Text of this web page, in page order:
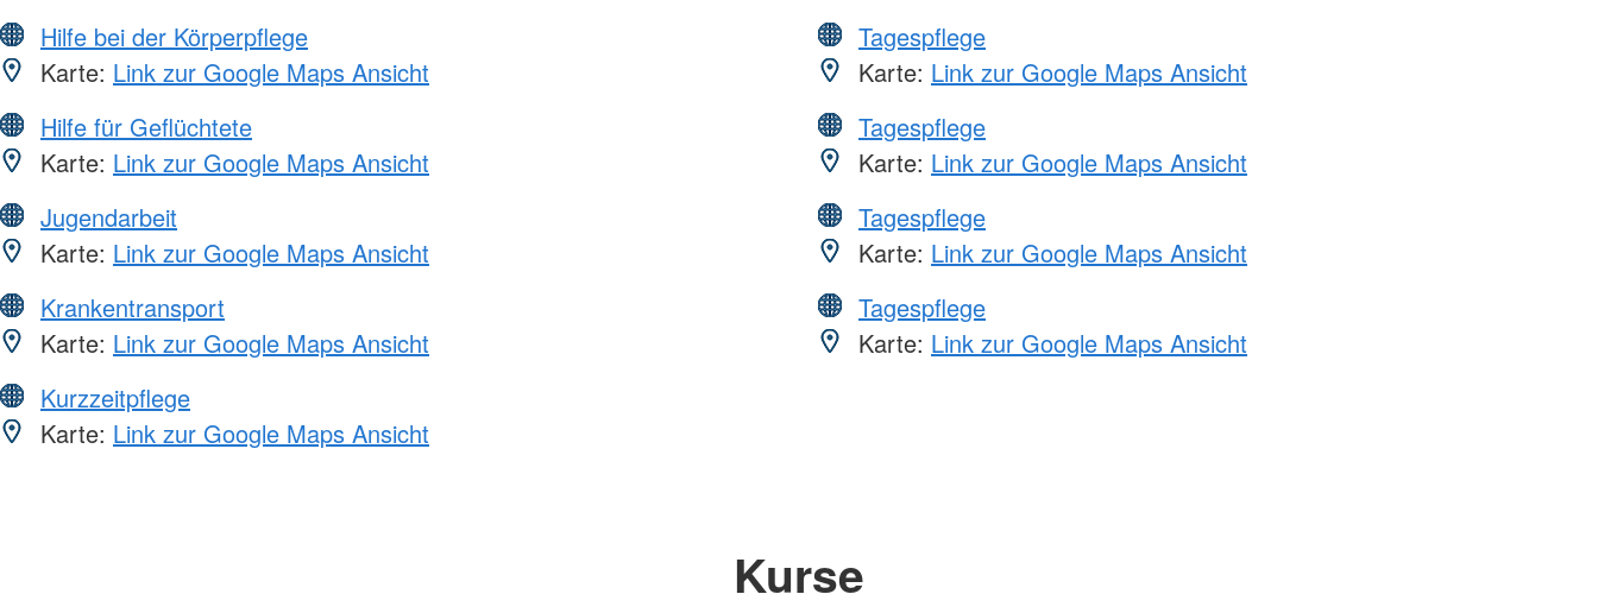
Hilfe bei der Körperpflege
Karte: Link zur Google Maps Ansicht
Hilfe für Geflüchtete
Karte: Link zur Google Maps Ansicht
Jugendarbeit
Karte: Link zur Google Maps Ansicht
Krankentransport
Karte: Link zur Google Maps Ansicht
Kurzzeitpflege
Karte: Link zur Google Maps Ansicht
Tagespflege
Karte: Link zur Google Maps Ansicht
Tagespflege
Karte: Link zur Google Maps Ansicht
Tagespflege
Karte: Link zur Google Maps Ansicht
Tagespflege
Karte: Link zur Google Maps Ansicht
Kurse